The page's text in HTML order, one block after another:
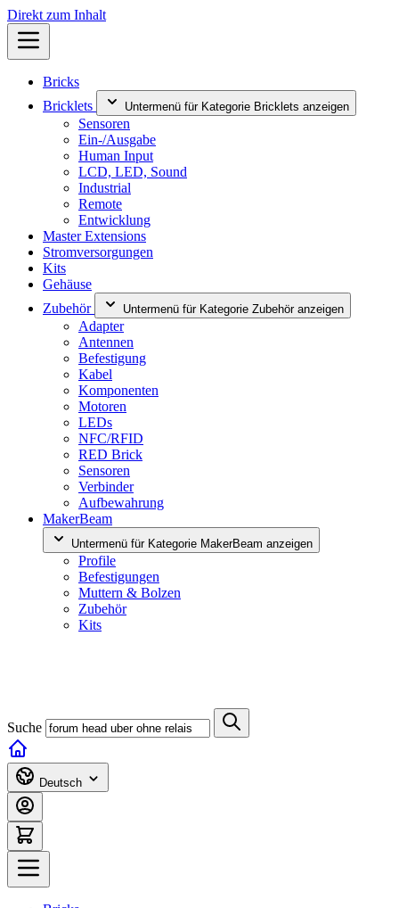
Direkt zum Inhalt
Bricks
Bricklets
Untermenü für Kategorie Bricklets anzeigen
Sensoren
Ein-/Ausgabe
Human Input
LCD, LED, Sound
Industrial
Remote
Entwicklung
Master Extensions
Stromversorgungen
Kits
Gehäuse
Zubehör
Untermenü für Kategorie Zubehör anzeigen
Adapter
Antennen
Befestigung
Kabel
Komponenten
Motoren
LEDs
NFC/RFID
RED Brick
Sensoren
Verbinder
Aufbewahrung
MakerBeam
Untermenü für Kategorie MakerBeam anzeigen
Profile
Befestigungen
Muttern & Bolzen
Zubehör
Kits
Suche
Deutsch